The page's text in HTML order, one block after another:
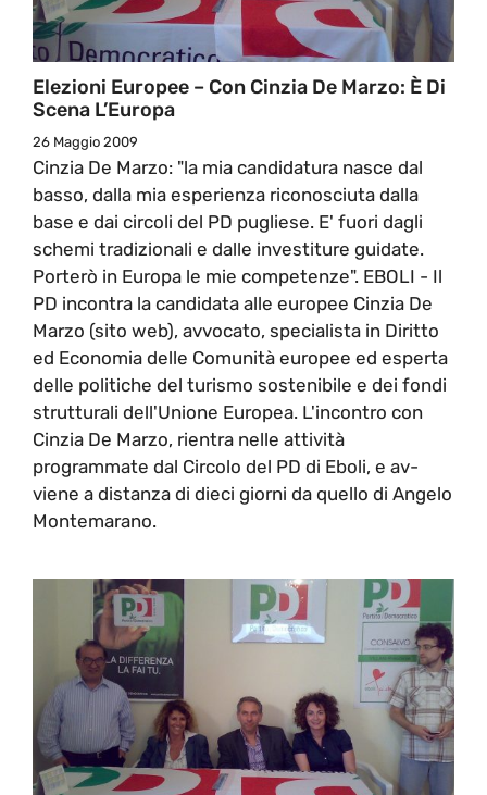
Elezioni Europee – Con Cinzia De Marzo: È Di
Scena L’Europa
26 Maggio 2009
Cinzia De Marzo: "la mia candidatura nasce dal
basso, dalla mia esperienza riconosciuta dalla
base e dai circoli del PD pugliese. E' fuori dagli
schemi tradizionali e dalle investiture guidate.
Porterò in Europa le mie competenze". EBOLI - Il
PD incontra la candidata alle europee Cinzia De
Marzo (sito web), avvocato, specialista in Diritto
ed Economia delle Comunità europee ed esperta
delle politiche del turismo sostenibile e dei fondi
strutturali dell'Unione Europea. L'incontro con
Cinzia De Marzo, rientra nelle attività
programmate dal Circolo del PD di Eboli, e av-
viene a distanza di dieci giorni da quello di Angelo
Montemarano.